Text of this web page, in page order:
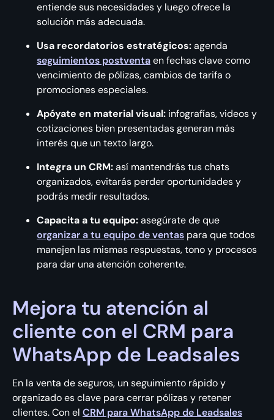
entiende sus necesidades y luego ofrece la
solución más adecuada.
Usa recordatorios estratégicos:agenda
seguimientos postventaen fechas clave como
vencimiento de pólizas, cambios de tarifa o
promociones especiales.
Apóyate en material visual: infografías, videos y
cotizaciones bien presentadas generan más
interés que un texto largo.
Integra un CRM:así mantendrás tus chats
organizados, evitarás perder oportunidades y
podrás medir resultados.
Capacita a tu equipo:asegúrate de que
organizar a tu equipo de ventas para que todos
manejen las mismas respuestas, tono y procesos
para dar una atención coherente.
Mejora tu atención al
cliente con el CRM para
WhatsApp de Leadsales
En la venta de seguros, un seguimiento rápido y
organizado es clave para cerrar pólizas y retener
clientes. Con el CRM para WhatsApp de Leadsales